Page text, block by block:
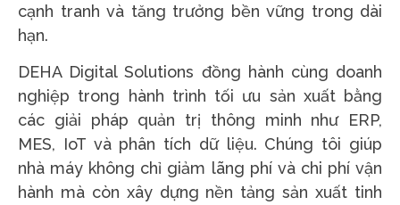
cạnh tranh và tăng trưởng bền vững trong dài
hạn.
DEHA Digital Solutions đồng hành cùng doanh
nghiệp trong hành trình tối ưu sản xuất bằng
các giải pháp quản trị thông minh như ERP,
MES, IoT và phân tích dữ liệu. Chúng tôi giúp
nhà máy không chỉ giảm lãng phí và chi phí vận
hành mà còn xây dựng nền tảng sản xuất tinh